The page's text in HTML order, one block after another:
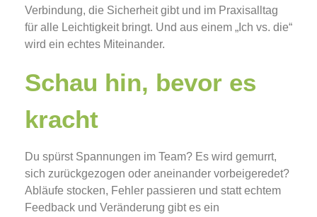
Verbindung, die Sicherheit gibt und im Praxisalltag
für alle Leichtigkeit bringt. Und aus einem „Ich vs. die“
wird ein echtes Miteinander.
Schau hin, bevor es
kracht
Du spürst Spannungen im Team? Es wird gemurrt,
sich zurückgezogen oder aneinander vorbeigeredet?
Abläufe stocken, Fehler passieren und statt echtem
Feedback und Veränderung gibt es ein